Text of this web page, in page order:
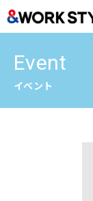
Event
イベント